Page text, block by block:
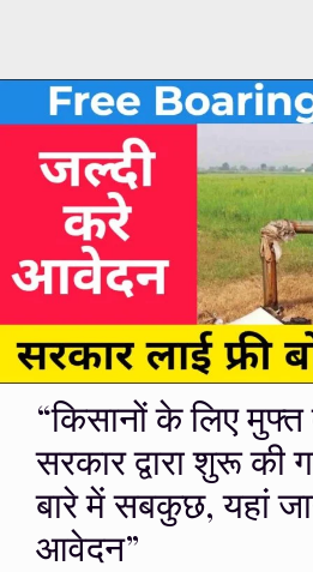
“किसानों के लिए मुफ्त
सरकार द्वारा शुरू की
बारे में सबकुछ, यहां
आवेदन”